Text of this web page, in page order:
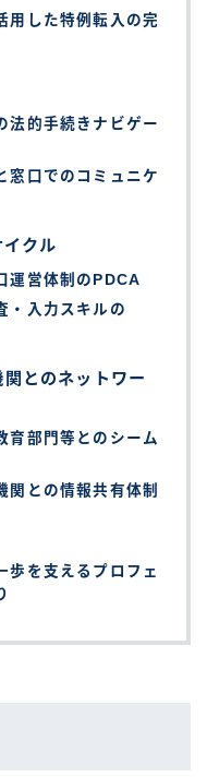
用した特例転入の完
法的手続きナビゲー
窓口でのコミュニケ
クル
運営体制のPDCA
・入力スキルの
とのネットワー
育部門等とのシーム
関との情報共有体制
歩を支えるプロフェ